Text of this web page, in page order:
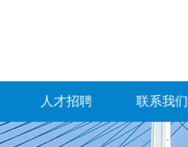
人才招聘 联系我们